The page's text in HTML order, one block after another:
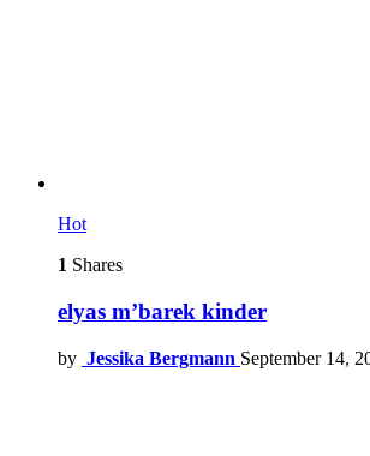
Hot
1 Shares
elyas m’barek kinder
by Jessika Bergmann September 14,